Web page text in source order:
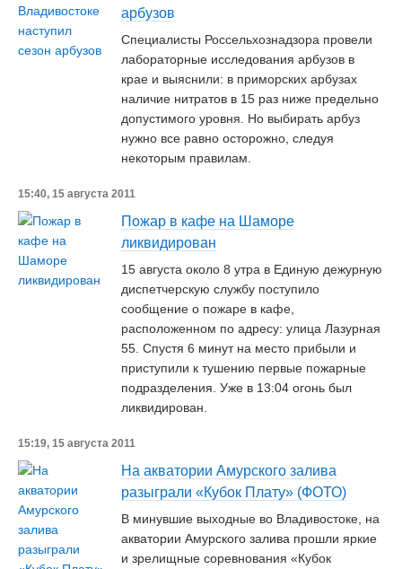
арбузов
Cпециалисты Россельхознадзора провели
лабораторные исследования арбузов в
крае и выяснили: в приморских арбузах
наличие нитратов в 15 раз ниже предельно
допустимого уровня. Но выбирать арбуз
нужно все равно осторожно, следуя
некоторым правилам.
15:40, 15 августа 2011
Пожар в кафе на Шаморе
ликвидирован
15 августа около 8 утра в Единую дежурную
диспетчерскую службу поступило
сообщение о пожаре в кафе,
расположенном по адресу: улица Лазурная
55. Спустя 6 минут на место прибыли и
приступили к тушению первые пожарные
подразделения. Уже в 13:04 огонь был
ликвидирован.
15:19, 15 августа 2011
На акватории Амурского залива
разыграли «Кубок Плату» (ФОТО)
В минувшие выходные во Владивостоке, на
акватории Амурского залива прошли яркие
и зрелищные соревнования «Кубок